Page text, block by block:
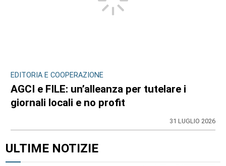
EDITORIA E COOPERAZIONE
AGCI e FILE: un’alleanza per tutelare i
giornali locali e no profit
31 LUGLIO 2026
ULTIME NOTIZIE